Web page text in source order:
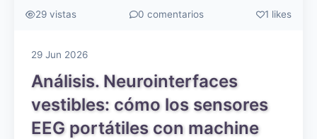
29 vistas 0 comentarios 1 likes
29 Jun 2026
Análisis. Neurointerfaces
vestibles: cómo los sensores
EEG portátiles con machine